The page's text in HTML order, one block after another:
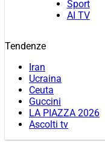
Sport
AI TV
Tendenze
Iran
Ucraina
Ceuta
Guccini
LA PIAZZA 2026
Ascolti tv